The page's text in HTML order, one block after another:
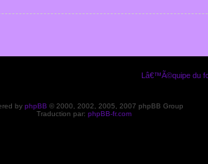
Lâ€™Ã©quipe du
by phpBB © 2000, 2002, 2005, 2007 phpBB Group
Traduction par: phpBB-fr.com